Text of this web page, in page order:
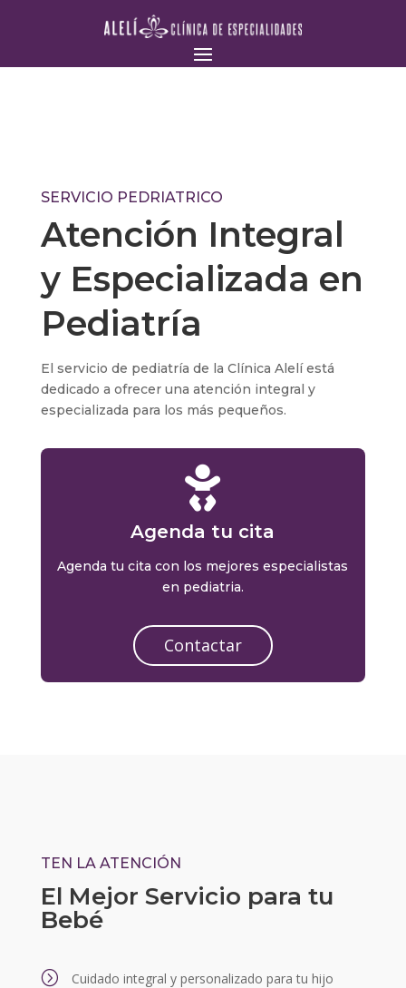
SERVICIO PEDRIATRICO
Atención Integral
y Especializada en
Pediatría
El servicio de pediatría de la Clínica Alelí está
dedicado a ofrecer una atención integral y
especializada para los más pequeños.

Agenda tu cita
Agenda tu cita con los mejores especialistas
en pediatria.
Contactar
TEN LA ATENCIÓN
El Mejor Servicio para tu
Bebé
=
Cuidado integral y personalizado para tu hijo